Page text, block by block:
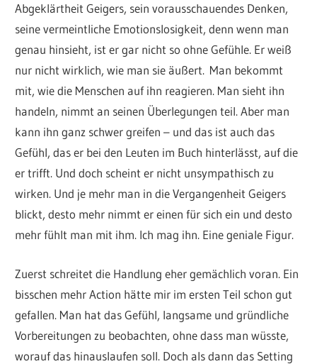
Abgeklärtheit Geigers, sein vorausschauendes Denken,
seine vermeintliche Emotionslosigkeit, denn wenn man
genau hinsieht, ist er gar nicht so ohne Gefühle. Er weiß
nur nicht wirklich, wie man sie äußert. Man bekommt
mit, wie die Menschen auf ihn reagieren. Man sieht ihn
handeln, nimmt an seinen Überlegungen teil. Aber man
kann ihn ganz schwer greifen – und das ist auch das
Gefühl, das er bei den Leuten im Buch hinterlässt, auf die
er trifft. Und doch scheint er nicht unsympathisch zu
wirken. Und je mehr man in die Vergangenheit Geigers
blickt, desto mehr nimmt er einen für sich ein und desto
mehr fühlt man mit ihm. Ich mag ihn. Eine geniale Figur.
Zuerst schreitet die Handlung eher gemächlich voran. Ein
bisschen mehr Action hätte mir im ersten Teil schon gut
gefallen. Man hat das Gefühl, langsame und gründliche
Vorbereitungen zu beobachten, ohne dass man wüsste,
worauf das hinauslaufen soll. Doch als dann das Setting